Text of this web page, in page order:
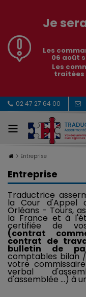
Je
Les
06 août
Les
traitées
02 47 27 64 00
Entreprise
Entreprise
Traductrice
la Cour d'Appel
Orléans - Tours,
la France et à
certifiée de
(contrat
contrat de
bulletin de
comptables bilan
votre
verbal
d'assemblée ...) à